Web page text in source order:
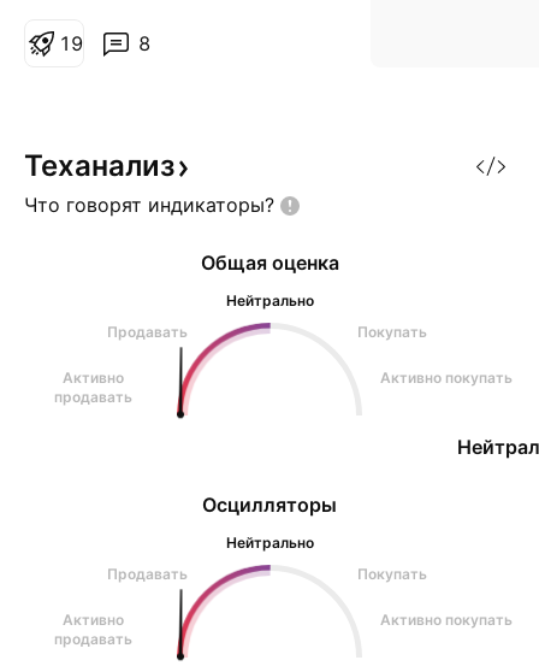
образованный после
в которой были 4 теста
трендовой ,последующий
импульсный рост более чем
8
1 9
Теханализ
Что говорят индикаторы?
Осцилляторы
Нейтрально
Продавать
Покупать
Активно
продавать
Активно покупать
Общая оценка
Нейтрально
Продавать
Покупать
Активно
продавать
Активно покупать